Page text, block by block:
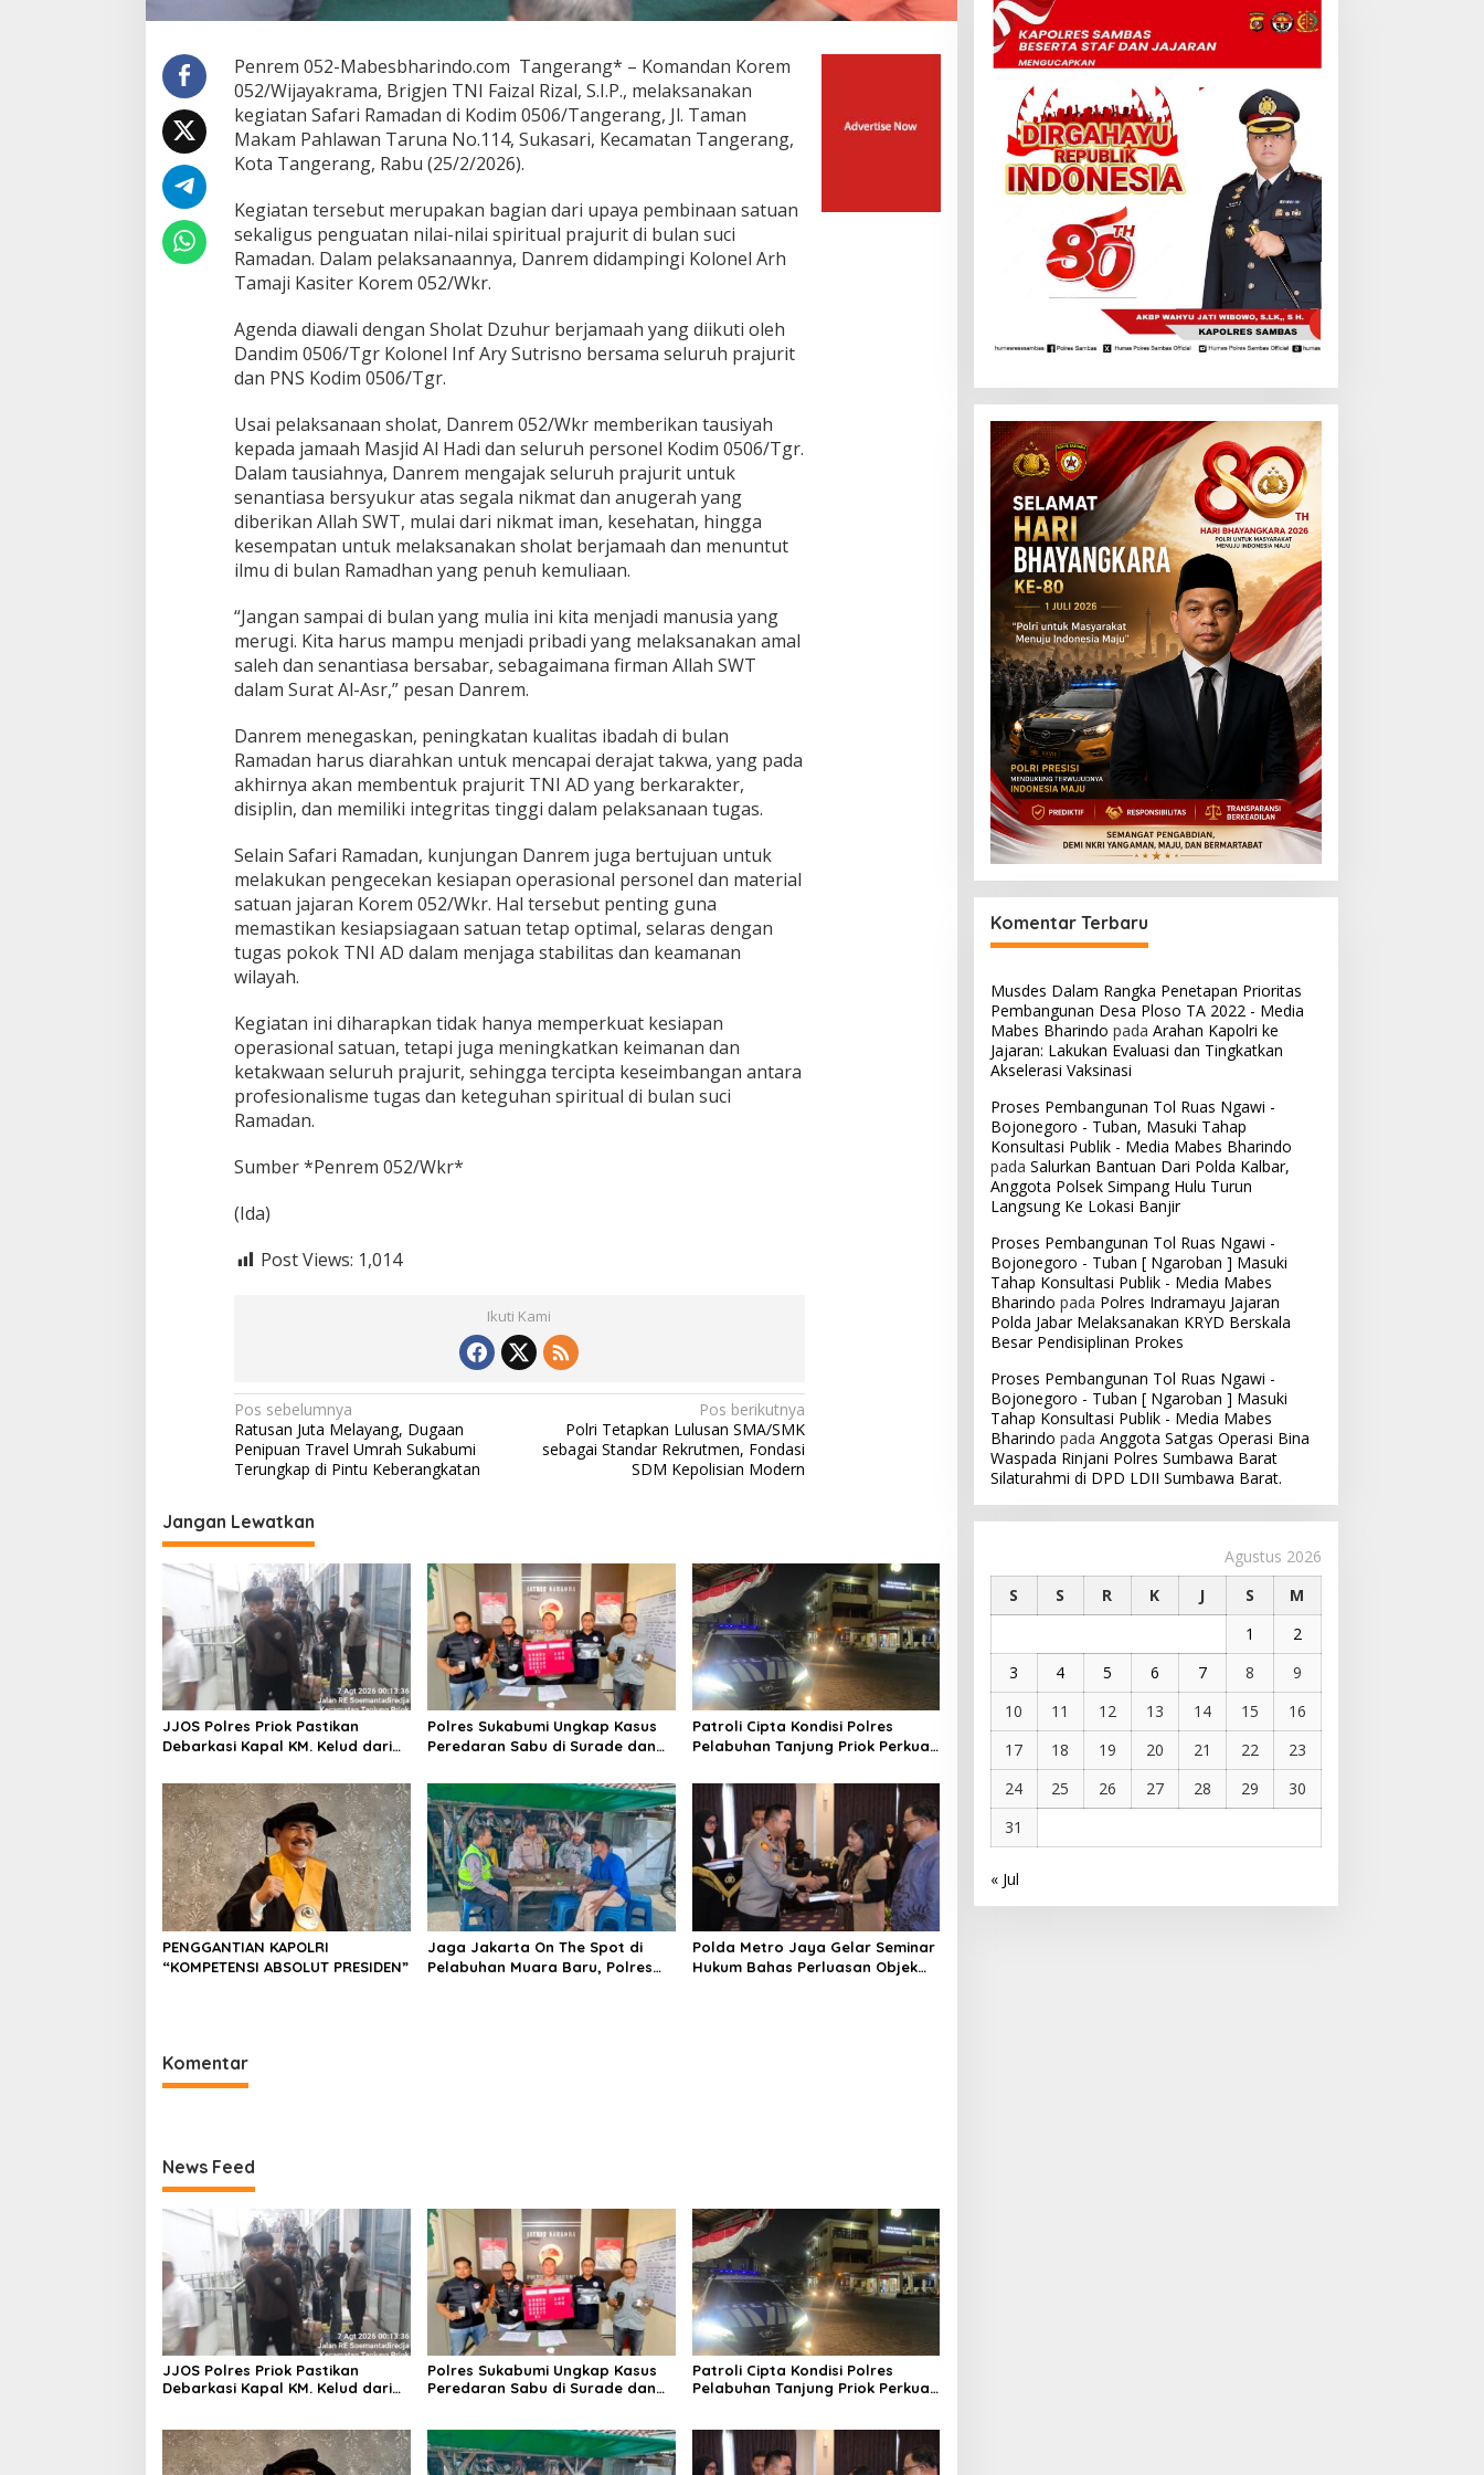
6
T
a
n
g
e
r
a
g
Penrem 052-Mabesbharindo.com Tangerang* – Komandan Korem
052/Wijayakrama, Brigjen TNI Faizal Rizal, S.I.P., melaksanakan
kegiatan Safari Ramadan di Kodim 0506/Tangerang, Jl. Taman
Makam Pahlawan Taruna No.114, Sukasari, Kecamatan Tangerang,
Kota Tangerang, Rabu (25/2/2026).
Kegiatan tersebut merupakan bagian dari upaya pembinaan satuan
sekaligus penguatan nilai-nilai spiritual prajurit di bulan suci
Ramadan. Dalam pelaksanaannya, Danrem didampingi Kolonel Arh
Tamaji Kasiter Korem 052/Wkr.
Agenda diawali dengan Sholat Dzuhur berjamaah yang diikuti oleh
Dandim 0506/Tgr Kolonel Inf Ary Sutrisno bersama seluruh prajurit
dan PNS Kodim 0506/Tgr.
Usai pelaksanaan sholat, Danrem 052/Wkr memberikan tausiyah
kepada jamaah Masjid Al Hadi dan seluruh personel Kodim 0506/Tgr.
Dalam tausiahnya, Danrem mengajak seluruh prajurit untuk
senantiasa bersyukur atas segala nikmat dan anugerah yang
diberikan Allah SWT, mulai dari nikmat iman, kesehatan, hingga
kesempatan untuk melaksanakan sholat berjamaah dan menuntut
ilmu di bulan Ramadhan yang penuh kemuliaan.
“Jangan sampai di bulan yang mulia ini kita menjadi manusia yang
merugi. Kita harus mampu menjadi pribadi yang melaksanakan amal
saleh dan senantiasa bersabar, sebagaimana firman Allah SWT
dalam Surat Al-Asr,” pesan Danrem.
Danrem menegaskan, peningkatan kualitas ibadah di bulan
Ramadan harus diarahkan untuk mencapai derajat takwa, yang pada
akhirnya akan membentuk prajurit TNI AD yang berkarakter,
disiplin, dan memiliki integritas tinggi dalam pelaksanaan tugas.
Selain Safari Ramadan, kunjungan Danrem juga bertujuan untuk
melakukan pengecekan kesiapan operasional personel dan material
satuan jajaran Korem 052/Wkr. Hal tersebut penting guna
memastikan kesiapsiagaan satuan tetap optimal, selaras dengan
tugas pokok TNI AD dalam menjaga stabilitas dan keamanan
wilayah.
Kegiatan ini diharapkan tidak hanya memperkuat kesiapan
operasional satuan, tetapi juga meningkatkan keimanan dan
ketakwaan seluruh prajurit, sehingga tercipta keseimbangan antara
profesionalisme tugas dan keteguhan spiritual di bulan suci
Ramadan.
Sumber *Penrem 052/Wkr*
(Ida)
Post Views: 1,014
Ikuti Kami
N
a
v
i
g
a
s
i
p
o
s
Pos sebelumnya
Ratusan Juta Melayang, Dugaan
Penipuan Travel Umrah Sukabumi
Terungkap di Pintu Keberangkatan
Pos berikutnya
Polri Tetapkan Lulusan SMA/SMK
sebagai Standar Rekrutmen, Fondasi
SDM Kepolisian Modern
Jangan Lewatkan
JJOS Polres Priok Pastikan
Debarkasi Kapal KM. Kelud dari
dan Lancar
Polres Sukabumi Ungkap Kasus
Peredaran Sabu di Surade dan
Diamankan
Patroli Cipta Kondisi Polres
Pelabuhan Tanjung Priok Perkuat
Situasi Berlangsung Aman dan
Kondusif
PENGGANTIAN KAPOLRI
“KOMPETENSI ABSOLUT PRESIDEN”
Jaga Jakarta On The Spot di
Pelabuhan Muara Baru, Polres
Polda Metro Jaya Gelar Seminar
Hukum Bahas Perluasan Objek
Komentar
News Feed
JJOS Polres Priok Pastikan
Debarkasi Kapal KM. Kelud dari
Polres Sukabumi Ungkap Kasus
Peredaran Sabu di Surade dan
Patroli Cipta Kondisi Polres
Pelabuhan Tanjung Priok Perkuat
Kondusif
Komentar Terbaru
Musdes Dalam Rangka Penetapan Prioritas
Pembangunan Desa Ploso TA 2022 - Media
Mabes Bharindo pada Arahan Kapolri ke
Jajaran: Lakukan Evaluasi dan Tingkatkan
Akselerasi Vaksinasi
Proses Pembangunan Tol Ruas Ngawi -
Bojonegoro - Tuban, Masuki Tahap
Konsultasi Publik - Media Mabes Bharindo
pada Salurkan Bantuan Dari Polda Kalbar,
Anggota Polsek Simpang Hulu Turun
Langsung Ke Lokasi Banjir
Proses Pembangunan Tol Ruas Ngawi -
Bojonegoro - Tuban [ Ngaroban ] Masuki
Tahap Konsultasi Publik - Media Mabes
Bharindo pada Polres Indramayu Jajaran
Polda Jabar Melaksanakan KRYD Berskala
Besar Pendisiplinan Prokes
Proses Pembangunan Tol Ruas Ngawi -
Bojonegoro - Tuban [ Ngaroban ] Masuki
Tahap Konsultasi Publik - Media Mabes
Bharindo pada Anggota Satgas Operasi Bina
Waspada Rinjani Polres Sumbawa Barat
Silaturahmi di DPD LDII Sumbawa Barat.
Agustus 2026
S
S R K J S
M
1
2
3
4 5 6 7 8
9
10
11 12 13 14 15
16
17
18 19 20 21 22
23
24
25 26 27 28 29
30
31
« Jul